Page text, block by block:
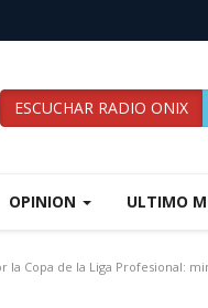
ESCUCHAR RADIO ONIX
OPINION ULTIMO
la Copa de la Liga Profesional: